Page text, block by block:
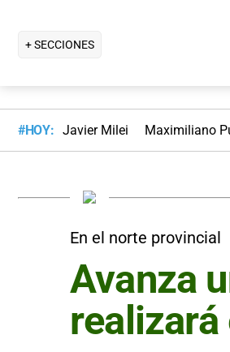
+ SECCIONES
#HOY: Javier Milei Maximiliano
En el norte provincial
Avanza